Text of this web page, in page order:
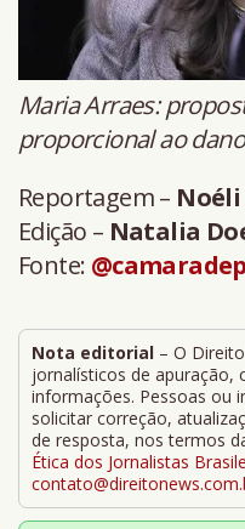
Maria Arraes:
proporcional ao
Reportagem –
Edição – Natalia
Fonte:
Nota editorial – O
jornalísticos de apuração,
informações. Pessoas ou
solicitar correção,
de resposta, nos termos
Ética dos Jornalistas